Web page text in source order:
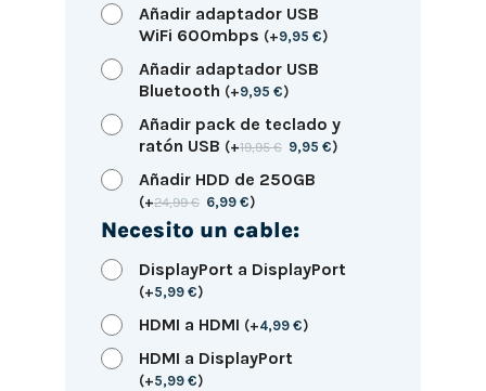
Añadir adaptador USB
WiFi 600mbps (+9,95 €)
Añadir adaptador USB
Bluetooth (+9,95 €)
Añadir pack de teclado y
ratón USB (+19,95€ 9,95€)
Añadir HDD de 250GB
(+24,99€ 6,99€)
Necesito un cable:
DisplayPort a DisplayPort
(+5,99 €)
HDMI a HDMI (+4,99 €)
HDMI a DisplayPort
(+5,99 €)